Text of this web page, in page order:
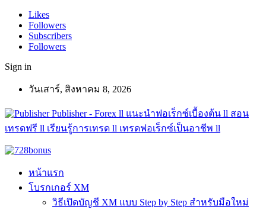
Likes
Followers
Subscribers
Followers
Sign in
วันเสาร์, สิงหาคม 8, 2026
Publisher - Forex ll แนะนำฟอเร็กซ์เบื้องต้น ll สอน
เทรดฟรี ll เรียนรู้การเทรด ll เทรดฟอเร็กซ์เป็นอาชีพ ll
หน้าแรก
โบรกเกอร์ XM
วิธีเปิดบัญชี XM แบบ Step by Step สำหรับมือใหม่